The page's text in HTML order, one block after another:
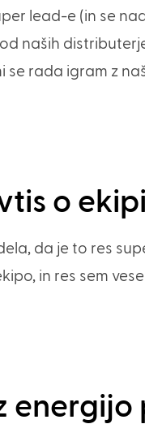
lead-e (in se
naših
se rada igram z
o
da je to res
in res sem
energijo